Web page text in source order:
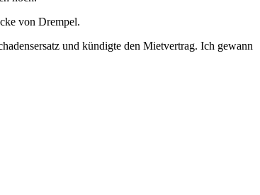
von Drempel.
und kündigte den Mietvertrag. Ich gewann